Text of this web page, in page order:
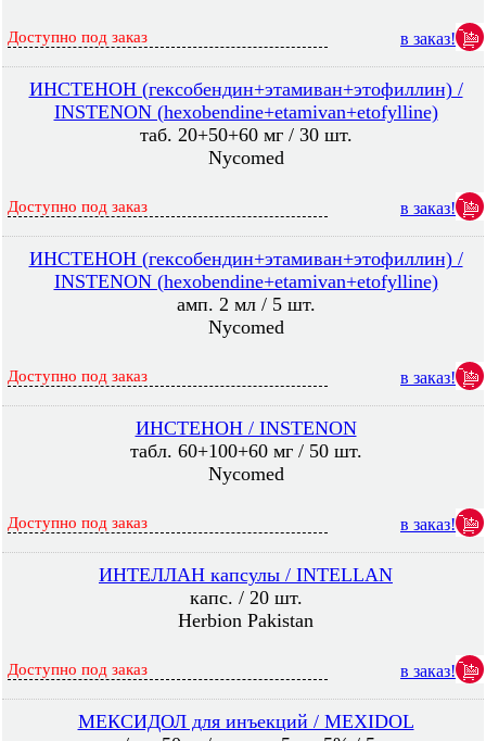
Доступно под заказ в заказ!
ИНСТЕНОН (гексобендин+этамиван+этофиллин) /
INSTENON (hexobendine+etamivan+etofylline)
таб. 20+50+60 мг / 30 шт.
Nycomed
Доступно под заказ в заказ!
ИНСТЕНОН (гексобендин+этамиван+этофиллин) /
INSTENON (hexobendine+etamivan+etofylline)
амп. 2 мл / 5 шт.
Nycomed
Доступно под заказ в заказ!
ИНСТЕНОН / INSTENON
табл. 60+100+60 мг / 50 шт.
Nycomed
Доступно под заказ в заказ!
ИНТЕЛЛАН капсулы / INTELLAN
капс. / 20 шт.
Herbion Pakistan
Доступно под заказ в заказ!
МЕКСИДОЛ для инъекций / MEXIDOL